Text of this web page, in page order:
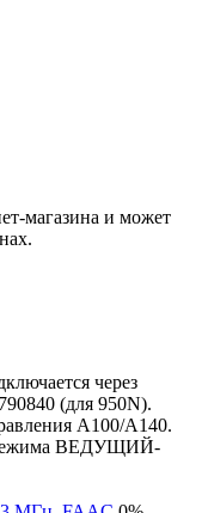
магазина и может
через
(для 950N).
А100/А140.
режима ВЕДУЩИЙ-